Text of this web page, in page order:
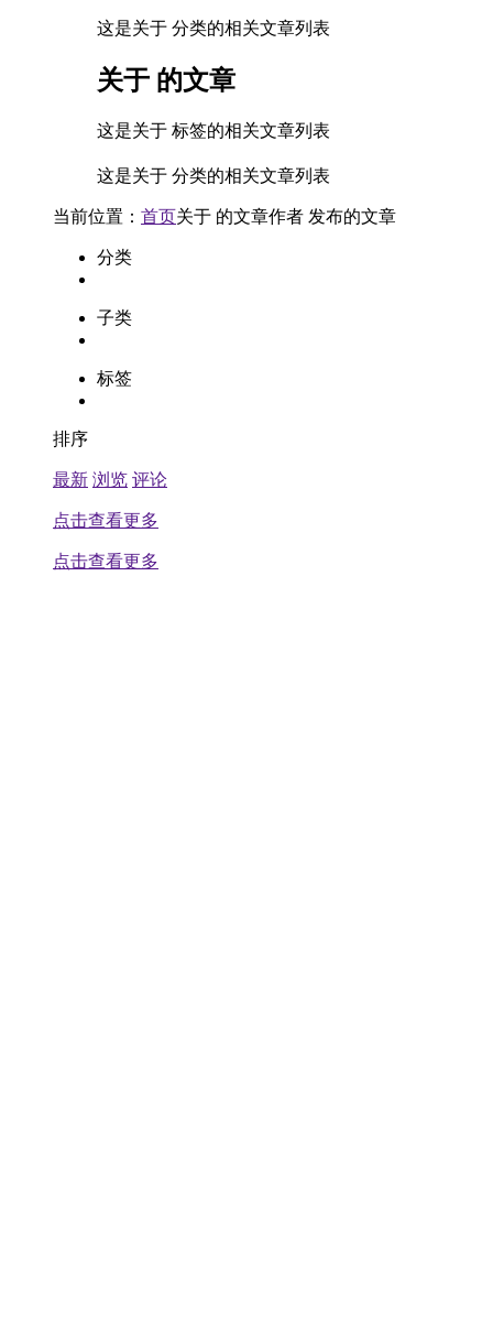
这是关于 分类的相关文章列表
关于 的文章
这是关于 标签的相关文章列表
这是关于 分类的相关文章列表
当前位置： 首页关于 的文章作者 发布的文章
分类
子类
标签
排序
最新 浏览 评论
点击查看更多
点击查看更多